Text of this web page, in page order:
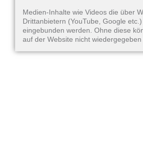
Medien-Inhalte wie Videos die über
Drittanbietern (YouTube, Google
eingebunden werden. Ohne diese
auf der Website nicht wiedergegeben